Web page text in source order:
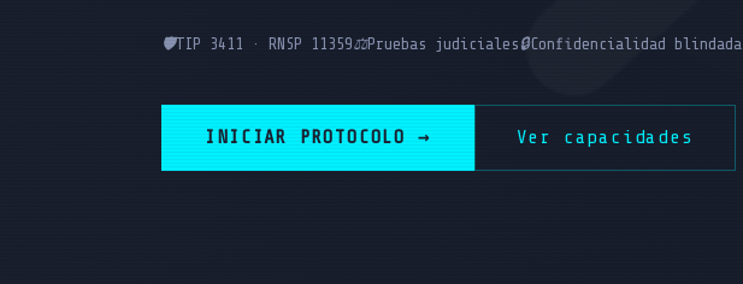
🛡️TIP 3411 · RNSP 11359⚖️Pruebas judiciales🔒Confidencialidad blindada
INICIAR PROTOCOLO → Ver capacidades